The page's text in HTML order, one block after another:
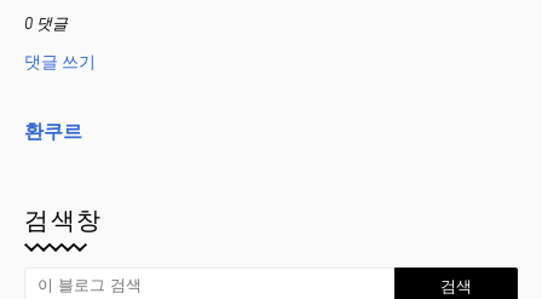
0 댓글
댓글 쓰기
환쿠르
검색창